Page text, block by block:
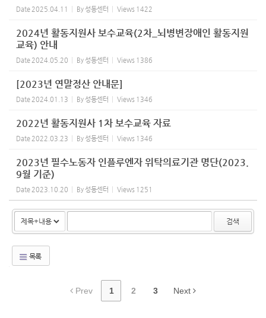
Date 2025.04.11 By성동센터 Views 1422
2024년 활동지원사 보수교육(2차_뇌병변장애인 활동지원
교육) 안내
Date 2024.05.20 By성동센터 Views 1386
[2023년 연말정산 안내문]
Date 2024.01.13 By성동센터 Views 1346
2022년 활동지원사 1차 보수교육 자료
Date 2022.03.23 By성동센터 Views 1346
2023년 필수노동자 인플루엔자 위탁의료기관 명단(2023.
9월 기준)
Date 2023.10.20 By성동센터 Views 1251
검색
목록
Prev 1 2 3 Next